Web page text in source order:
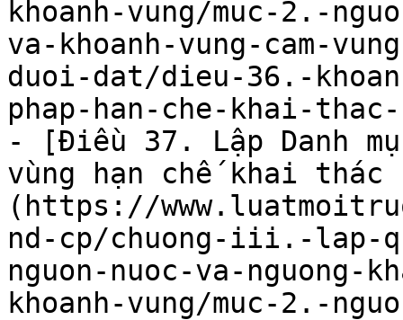
khoanh-vung/muc-2.-
va-khoanh-vung-cam-
duoi-dat/dieu-36.-
phap-han-che-khai-
- [Điều 37. Lập Danh
vùng hạn chế khai
(https://
nd-cp/chuong-iii.-lap-
nguon-nuoc-va-
khoanh-vung/muc-2.-